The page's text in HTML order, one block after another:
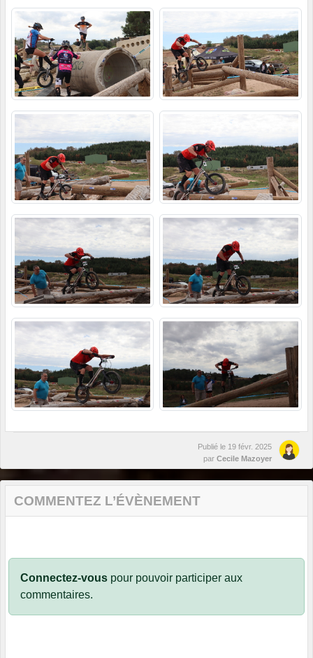
Publié le 19 févr. 2025
par Cecile Mazoyer
COMMENTEZ L’ÉVÈNEMENT
Connectez-vous pour pouvoir participer aux
commentaires.